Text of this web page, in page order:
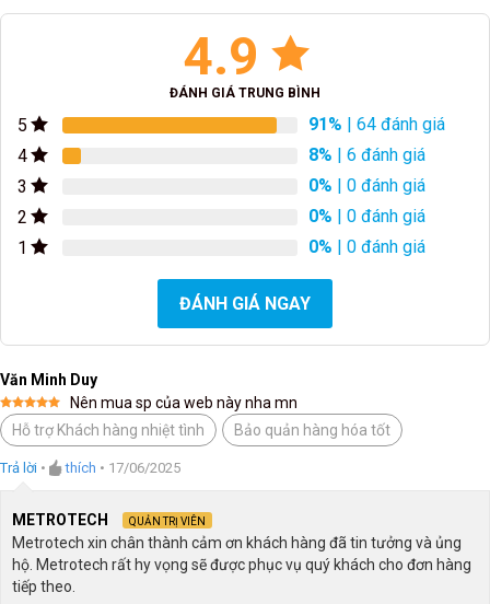
4.9
ĐÁNH GIÁ TRUNG BÌNH
5 91% | 64 đánh giá
4
8% | 6 đánh giá
3
0% | 0 đánh giá
2
0% | 0 đánh giá
1
0% | 0 đánh giá
ĐÁNH GIÁ NGAY
Văn Minh Duy
Được xếp
hạng 55
sao
Nên mua sp của web này nha mn
Hỗ trợ Khách hàng nhiệt tình
Bảo quản hàng hóa tốt
Trả lời • thích • 17/06/2025
METROTECH QUẢN TRỊ VIÊN
Metrotech xin chân thành cảm ơn khách hàng đã tin tưởng và ủng
hộ. Metrotech rất hy vọng sẽ được phục vụ quý khách cho đơn hàng
tiếp theo.